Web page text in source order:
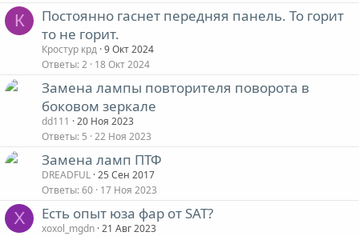
К
Постоянно гаснет передняя панель. То горит
то не горит.
Кростур крд 9 Окт 2024
Ответы 2 18 Окт 2024
Замена лампы повторителя поворота в
боковом зеркале
dd111
20 Ноя 2023
Ответы 5 22 Ноя 2023
Замена ламп ПТФ
DREADFUL 25 Сен 2017
Ответы 60 17 Ноя 2023
X Есть опыт юза фар от SAT?
xoxol_mgdn 21 Авг 2023